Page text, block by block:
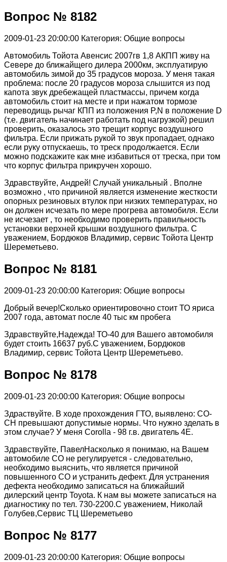
Вопрос № 8182
2009-01-23 20:00:00 Категория: Общие вопросы
Автомобиль Тойота Авенсис 2007гв 1,8 АКПП живу на
Севере до ближайщего дилера 2000км, эксплуатирую
автомобиль зимой до 35 градусов мороза. У меня такая
проблема: после 20 градусов мороза слышится из под
капота звук дребежащей пластмассы, причем когда
автомобиль стоит на месте и при нажатом тормозе
переводищь рычаг КПП из положения P,N в положение D
(т.е. двигатель начинает работать под нагрузкой) решил
проверить, оказалось это трещит корпус воздушного
фильтра. Если прижать рукой то звук пропадает, однако
если руку отпускаешь, то треск продолжается. Если
можно подскажите как мне избавиться от треска, при том
что корпус фильтра прикручен хорошо.
Здравствуйте, Андрей! Случай уникальный . Вполне
возможно , что причиной является изменение жесткости
опорных резиновых втулок при низких температурах, но
он должен исчезать по мере прогрева автомобиля. Если
не исчезает , то необходимо проверить правильность
установки верхней крышки воздушного фильтра. С
уважением, Бордюков Владимир, сервис Тойота Центр
Шереметьево.
Вопрос № 8181
2009-01-23 20:00:00 Категория: Общие вопросы
Добрый вечер!Сколько ориентировочно стоит ТО яриса
2007 года, автомат после 40 тыс км пробега
Здравствуйте,Надежда! ТО-40 для Вашего автомобиля
будет стоить 16637 руб.С уважением, Бордюков
Владимир, сервис Тойота Центр Шереметьево.
Вопрос № 8178
2009-01-23 20:00:00 Категория: Общие вопросы
Здраствуйте. В ходе прохождения ГТО, выявлено: СО-
СН превышают допустимые нормы. Что нужно зделать в
этом случае? У меня Corolla - 98 г.в. двигатель 4Е.
Здравствуйте, ПавелНасколько я понимаю, на Вашем
автомобиле СО не регулируется - следовательно,
необходимо выяснить, что является причиной
повышенного СО и устранить дефект. Для устранения
дефекта необходимо записаться на ближайший
дилерский центр Toyota. К нам вы можете записаться на
диагностику по тел. 730-2200.С уважением, Николай
Голубев,Сервис ТЦ Шереметьево
Вопрос № 8177
2009-01-23 20:00:00 Категория: Общие вопросы